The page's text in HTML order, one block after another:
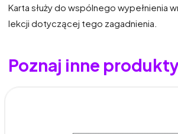
Karta służy do wspólnego wypełnienia
lekcji dotyczącej tego zagadnienia.
Poznaj inne